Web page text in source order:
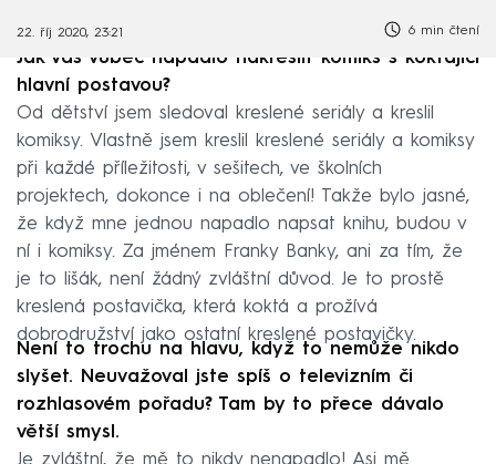
22. říj 2020, 23:21 6 min čtení
Jak vás vůbec napadlo nakreslit komiks s koktající
hlavní postavou?
Od dětství jsem sledoval kreslené seriály a kreslil
komiksy. Vlastně jsem kreslil kreslené seriály a komiksy
při každé příležitosti, v sešitech, ve školních
projektech, dokonce i na oblečení! Takže bylo jasné,
že když mne jednou napadlo napsat knihu, budou v
ní i komiksy. Za jménem Franky Banky, ani za tím, že
je to lišák, není žádný zvláštní důvod. Je to prostě
kreslená postavička, která koktá a prožívá
dobrodružství jako ostatní kreslené postavičky.
Není to trochu na hlavu, když to nemůže nikdo
slyšet. Neuvažoval jste spíš o televizním či
rozhlasovém pořadu? Tam by to přece dávalo
větší smysl.
Je zvláštní, že mě to nikdy nenapadlo! Asi mě